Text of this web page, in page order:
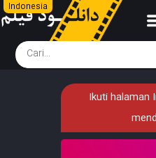
Indonesia
Ikuti halaman